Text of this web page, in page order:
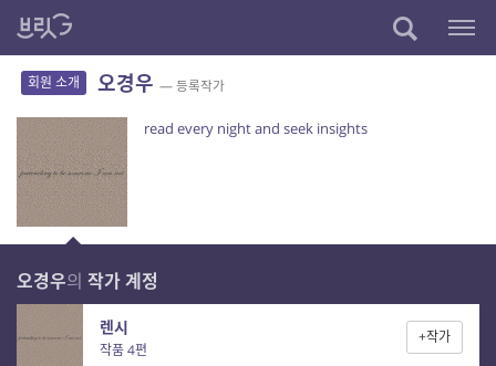
회원 소개 오경우 — 등록작가
read every night and seek insights
오경우의 작가 계정
렌시
작품 4편
+작가